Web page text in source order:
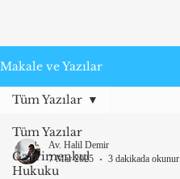
Makale ve Yazılar
Tüm Yazılar
Gayrimenkul
Hukuku
Tüm Yazılar
Av. Halil Demir
7 Mar 2025
3 dakikada okunur